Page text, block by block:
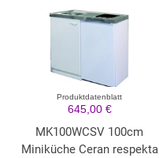
Produktdatenblatt
645,00 €
MK100WCSV 100cm
Miniküche Ceran respekta